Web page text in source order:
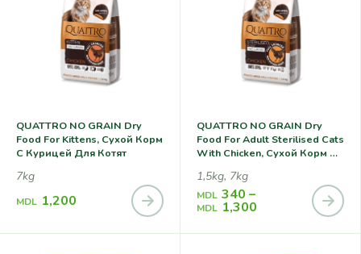
QUATTRO NO GRAIN Dry
Food For Kittens, Сухой Корм
С Курицей Для Котят
7kg
MDL 1,200
QUATTRO NO GRAIN Dry
Food For Adult Sterilised Cats
With Chicken, Сухой Корм С
Стерилизованных Кошек
1,5kg, 7kg
MDL 340 –
MDL 1,300